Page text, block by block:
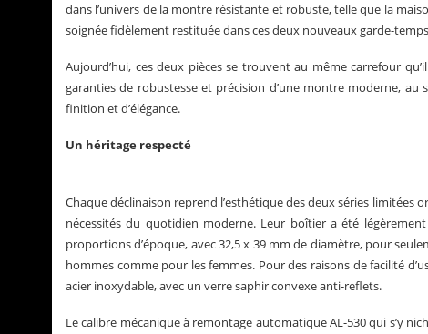
dans l’univers de la montre résistante et robuste, telle que la
soignée fidèlement restituée dans ces deux nouveaux garde-
Aujourd’hui, ces deux pièces se trouvent au même carrefour
garanties de robustesse et précision d’une montre moderne,
finition et d’élégance.
Un héritage respecté
Chaque déclinaison reprend l’esthétique des deux séries limitées
nécessités du quotidien moderne. Leur boîtier a été
proportions d’époque, avec 32,5 x 39 mm de diamètre, pour
hommes comme pour les femmes. Pour des raisons de facilité
acier inoxydable, avec un verre saphir convexe anti-reflets.
Le calibre mécanique à remontage automatique AL-530 qui s’y